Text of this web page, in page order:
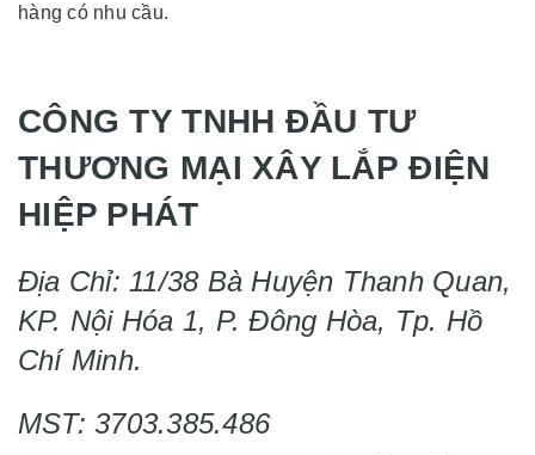
hàng có nhu cầu.
CÔNG TY TNHH ĐẦU TƯ
THƯƠNG MẠI XÂY LẮP ĐIỆN
HIỆP PHÁT
Địa Chỉ: 11/38 Bà Huyện Thanh Quan,
KP. Nội Hóa 1, P. Đông Hòa, Tp. Hồ
Chí Minh.
MST: 3703.385.486